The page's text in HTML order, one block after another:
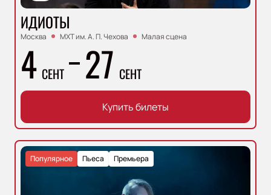
ИДИОТЫ
Москва МХТ им. А. П. Чехова Малая сцена
4 СЕНТ 27 СЕНТ
Купить билеты
Пьеса
Популярное Премьера